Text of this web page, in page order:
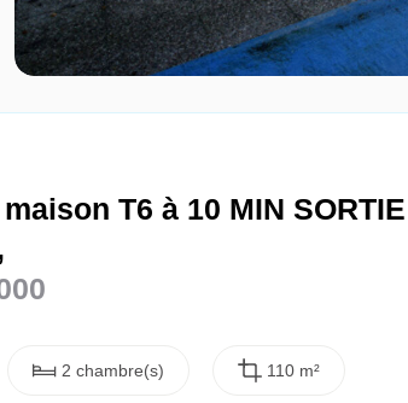
T6 à 10 MIN
2 chambre(s) 110 m²